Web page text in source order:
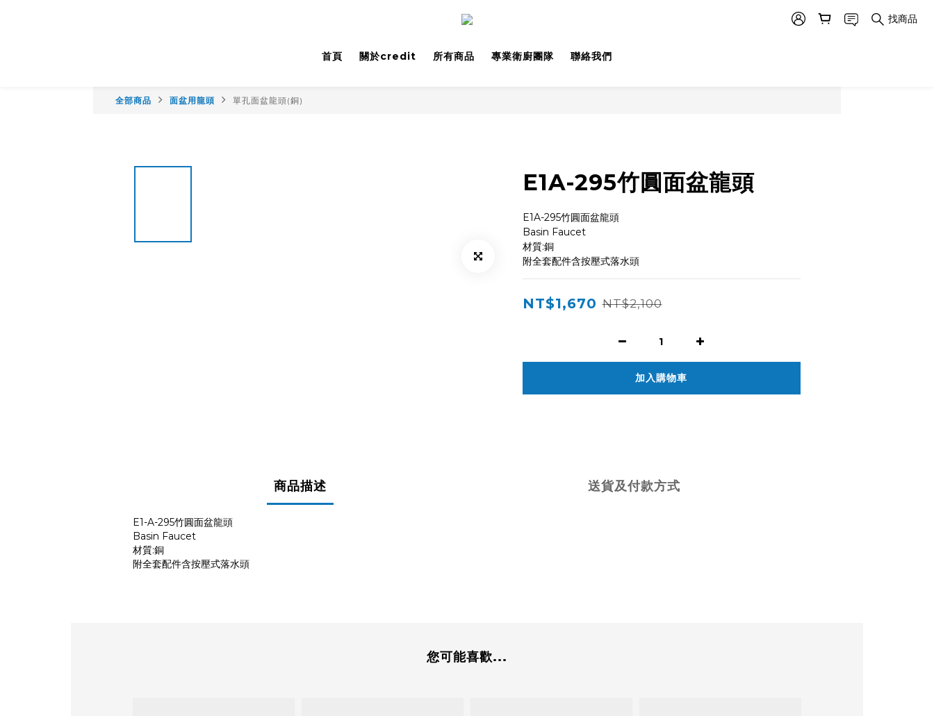
找商品
首頁 關於credit 所有商品 專業衛廚團隊 聯絡我們
全部商品 面盆用龍頭 單孔面盆龍頭(銅)
E1A-295竹圓面盆龍頭
E1A-295竹圓面盆龍頭
Basin Faucet
材質:銅
附全套配件含按壓式落水頭
NT$1,670 NT$2,100
加入購物車
商品描述 送貨及付款方式
E1-A-295竹圓面盆龍頭
Basin Faucet
材質:銅
附全套配件含按壓式落水頭
您可能喜歡...